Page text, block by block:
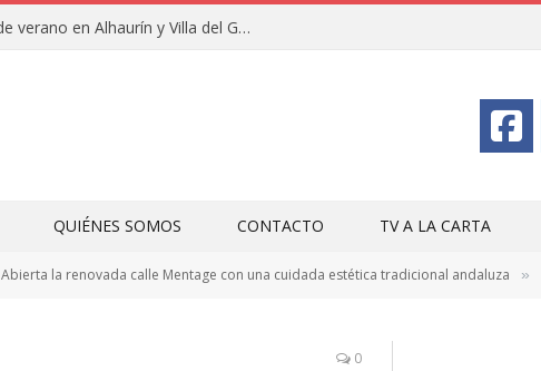
Clausuras de los campamentos de verano en Alhaurín y Villa del Guadalhorce 2026
QUIÉNES SOMOS CONTACTO TV A LA CARTA
Abierta la renovada calle Mentage con una cuidada estética tradicional andaluza »
0